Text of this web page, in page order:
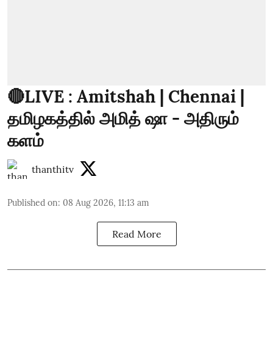
🔴LIVE : Amitshah | Chennai |
தமிழகத்தில் அமித் ஷா - அதிரும்
களம்
thanthitv
Published on: 08 Aug 2026, 11:13 am
Read More